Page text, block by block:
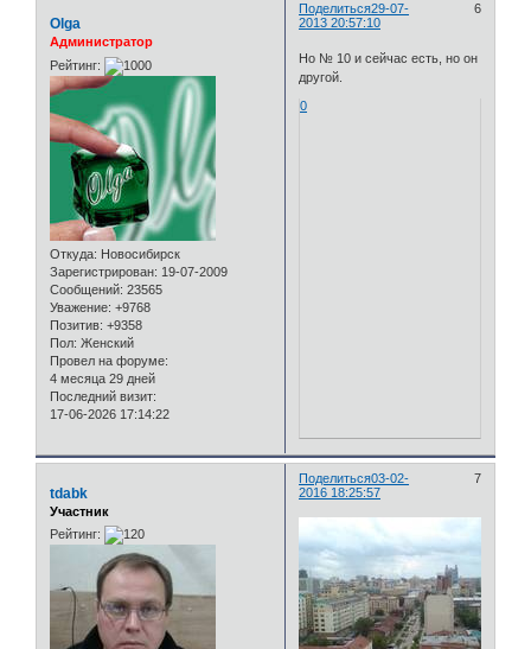
Поделиться 6
29-07-
2013 20:57:10
Olga
Администратор
Рейтинг:
Откуда: Новосибирск
Зарегистрирован: 19-07-2009
Сообщений: 23565
Уважение: +9768
Позитив: +9358
Пол: Женский
Провел на форуме:
4 месяца 29 дней
Последний визит:
17-06-2026 17:14:22
Но № 10 и сейчас есть, но он
другой.
0
Поделиться 7
03-02-
2016 18:25:57
tdabk
Участник
Рейтинг: